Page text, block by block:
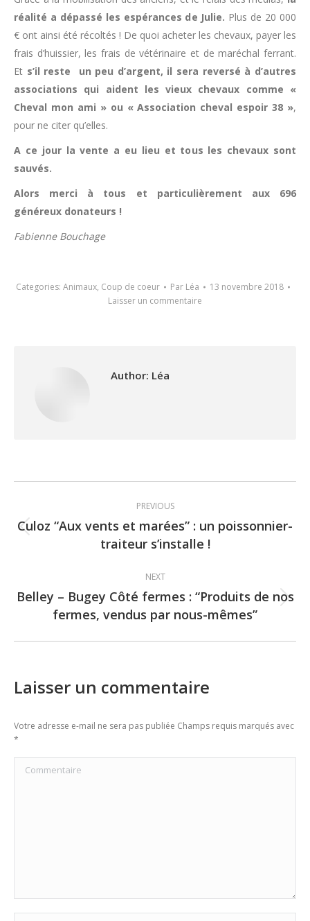
réalité a dépassé les espérances de Julie. Plus de 20 000
€ ont ainsi été récoltés ! De quoi acheter les chevaux, payer les
frais d’huissier, les frais de vétérinaire et de maréchal ferrant.
Et s’il reste un peu d’argent, il sera reversé à d’autres
associations qui aident les vieux chevaux comme «
Cheval mon ami » ou « Association cheval espoir 38 »,
pour ne citer qu’elles.
A ce jour la vente a eu lieu et tous les chevaux sont
sauvés.
Alors merci à tous et particulièrement aux 696
généreux donateurs !
Fabienne Bouchage
Categories: Animaux, Coup de coeur Par Léa
13 novembre 2018
Laisser un commentaire
Author: Léa
navigation
PREVIOUS
Previous
post:
Culoz “Aux vents et marées” : un poissonnier-
traiteur s’installe !
NEXT
Next
post:
Belley – Bugey Côté fermes : “Produits de nos
fermes, vendus par nous-mêmes”
Laisser un commentaire
Votre adresse e-mail ne sera pas publiée Champs requis marqués avec
*
Commentaire